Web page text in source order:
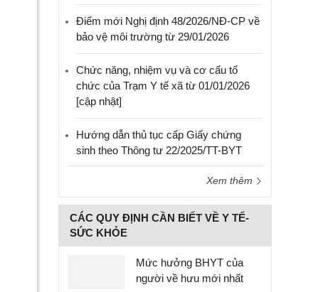
Điểm mới Nghị định 48/2026/NĐ-CP về
bảo vệ môi trường từ 29/01/2026
Chức năng, nhiệm vụ và cơ cấu tổ
chức của Trạm Y tế xã từ 01/01/2026
[cập nhật]
Hướng dẫn thủ tục cấp Giấy chứng
sinh theo Thông tư 22/2025/TT-BYT
Xem thêm
CÁC QUY ĐỊNH CẦN BIẾT VỀ Y TẾ-
SỨC KHỎE
Mức hưởng BHYT của
người về hưu mới nhất